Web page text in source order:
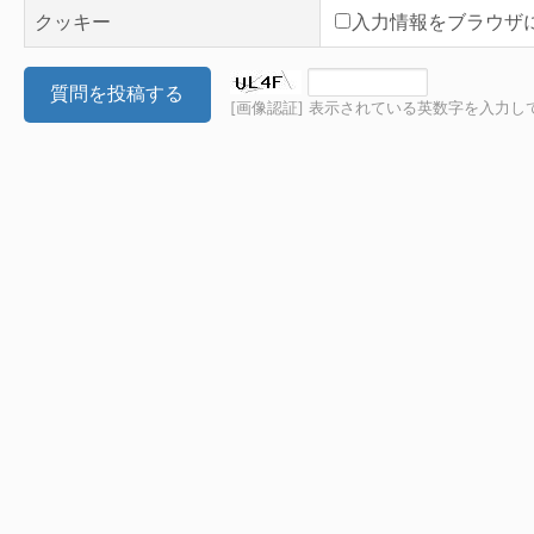
クッキー 入力情報をブラウザ
質問を投稿する
[画像認証] 表示されている英数字を入力し